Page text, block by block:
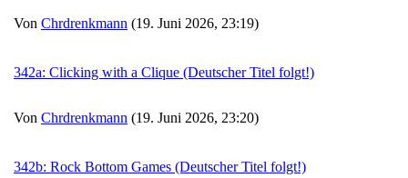
Von Chrdrenkmann (19. Juni 2026, 23:19)
342a: Clicking with a Clique (Deutscher Titel folgt!)
Von Chrdrenkmann (19. Juni 2026, 23:20)
342b: Rock Bottom Games (Deutscher Titel folgt!)